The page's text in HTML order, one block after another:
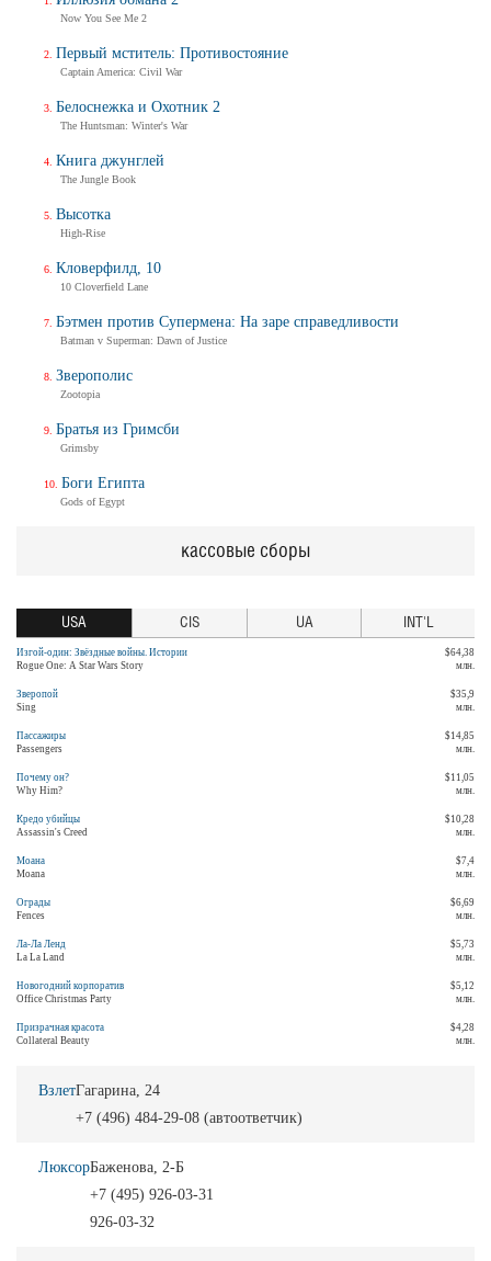
ВзлетГагарина, 24
+7 (496) 484-29-08 (автоответчик)
ЛюксорБаженова, 2-Б
+7 (495) 926-03-31
926-03-32
Now You See Me 2
Первый мститель: Противостояние
Captain America: Civil War
Белоснежка и Охотник 2
The Huntsman: Winter's War
Книга джунглей
The Jungle Book
Высотка
High-Rise
Кловерфилд, 10
10 Cloverfield Lane
Бэтмен против Супермена: На заре справедливости
Batman v Superman: Dawn of Justice
Зверополис
Zootopia
Братья из Гримсби
Grimsby
Боги Египта
Gods of Egypt
кассовые сборы
USA CIS UA INT'L
Изгой-один: Звёздные войны. Истории
Rogue One: A Star Wars Story
$64,38
млн.
Зверопой
Sing
$35,9
млн.
Пассажиры
Passengers
$14,85
млн.
Почему он?
Why Him?
$11,05
млн.
Кредо убийцы
Assassin's Creed
$10,28
млн.
Моана
Moana
$7,4
млн.
Ограды
Fences
$6,69
млн.
Ла-Ла Ленд
La La Land
$5,73
млн.
Новогодний корпоратив
Office Christmas Party
$5,12
млн.
Призрачная красота
Collateral Beauty
$4,28
млн.